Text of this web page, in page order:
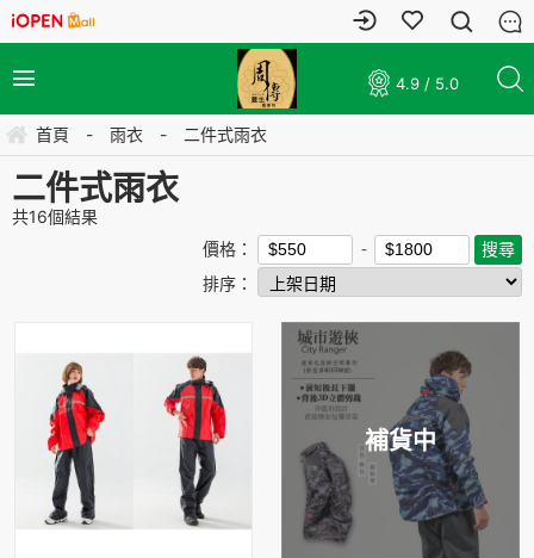
4.9 / 5.0
首頁 - 雨衣 - 二件式雨衣
二件式雨衣
共16個結果
價格：
排序：
補貨中